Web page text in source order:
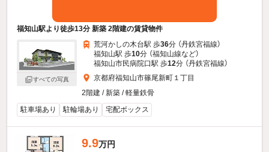
福知山駅より徒歩13分 新築 2階建の賃貸物件
すべての写真
荒河かしの木台駅 歩36分 （丹鉄宮福線）
福知山駅 歩10分 （福知山線など）
福知山市民病院口駅 歩12分 （丹鉄宮福線）
京都府福知山市篠尾新町１丁目
2階建 / 新築 / 軽量鉄骨
駐車場あり
駐輪場あり 宅配ボックス
9.9万円